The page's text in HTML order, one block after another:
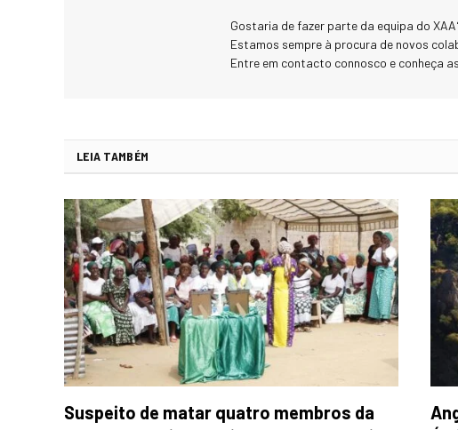
Gostaria de fazer parte da equipa do
Estamos sempre à procura de novos
Entre em contacto connosco e conheça
LEIA TAMBÉM
Suspeito de matar quatro membros da